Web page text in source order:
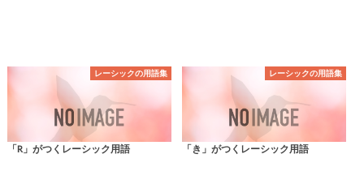
レーシックの用語集
「R」がつくレーシック用語
レーシックの用語集
「き」がつくレーシック用語